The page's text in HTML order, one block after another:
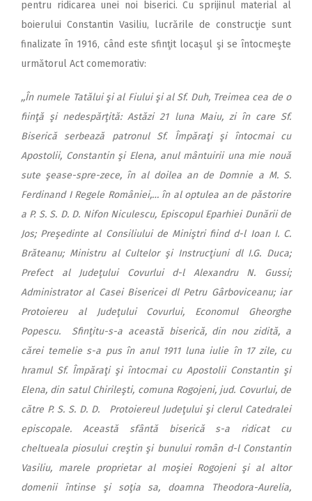
pentru ridicarea unei noi biserici. Cu sprijinul material al
boierului Constantin Vasiliu, lucrările de construcţie sunt
finalizate în 1916, când este sfinţit locaşul şi se întocmeşte
următorul Act comemorativ:
,,În numele Tatălui şi al Fiului şi al Sf. Duh, Treimea cea de o
fiinţă şi nedespărţită: Astăzi 21 luna Maiu, zi în care Sf.
Biserică serbează patronul Sf. Împăraţi şi întocmai cu
Apostolii, Constantin şi Elena, anul mântuirii una mie nouă
sute şease-spre-zece, în al doilea an de Domnie a M. S.
Ferdinand I Regele României,… în al optulea an de păstorire
a P. S. S. D. D. Nifon Niculescu, Episcopul Eparhiei Dunării de
Jos; Preşedinte al Consiliului de Miniştri fiind d-l Ioan I. C.
Brăteanu; Ministru al Cultelor şi Instrucţiuni dl I.G. Duca;
Prefect al Judeţului Covurlui d-l Alexandru N. Gussi;
Administrator al Casei Bisericei dl Petru Gârboviceanu; iar
Protoiereu al Judeţului Covurlui, Economul Gheorghe
Popescu. Sfinţitu-s-a această biserică, din nou zidită, a
cărei temelie s-a pus în anul 1911 luna iulie în 17 zile, cu
hramul Sf. Împăraţi şi întocmai cu Apostolii Constantin şi
Elena, din satul Chirileşti, comuna Rogojeni, jud. Covurlui, de
către P. S. S. D. D. Protoiereul Judeţului şi clerul Catedralei
episcopale. Această sfântă biserică s-a ridicat cu
cheltueala piosului creştin şi bunului român d-l Constantin
Vasiliu, marele proprietar al moşiei Rogojeni şi al altor
domenii întinse şi soţia sa, doamna Theodora-Aurelia,